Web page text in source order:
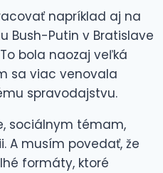
napríklad aj na
Bush-Putin v Bratislave
bola naozaj veľká
sa viac venovala
spravodajstvu.
sociálnym témam,
A musím povedať, že
formáty, ktoré